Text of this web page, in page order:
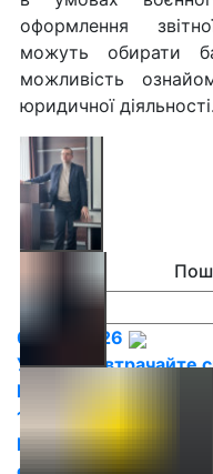
оформлення
можуть обирати
можливість
юридичної діяльності.
2025022002
06.08.2026
Увага! Не втрачайте
Ми чекаємо на Вас!
15.07.2026
ВСТУП 2026: